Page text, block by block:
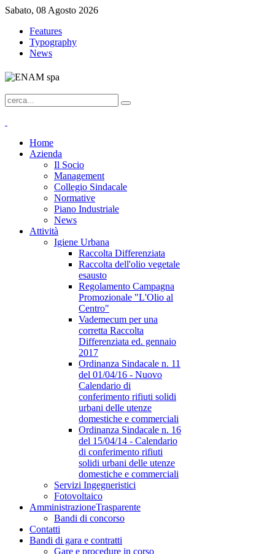
Sabato, 08 Agosto 2026
Features
Typography
News
Home
Azienda
Il Socio
Management
Collegio Sindacale
Normative
Piano Industriale
News
Attività
Igiene Urbana
Raccolta Differenziata
Raccolta dell'olio vegetale
esausto
Regolamento Campagna
Promozionale "L'Olio al
Centro"
Vademecum per una
corretta Raccolta
Differenziata ed. gennaio
2017
Ordinanza Sindacale n. 11
del 01/04/16 - Nuovo
Calendario di
conferimento rifiuti solidi
urbani delle utenze
domestiche e commerciali
Ordinanza Sindacale n. 16
del 15/04/14 - Calendario
di conferimento rifiuti
solidi urbani delle utenze
domestiche e commerciali
Servizi Ingegneristici
Fotovoltaico
AmministrazioneTrasparente
Bandi di concorso
Contatti
Bandi di gara e contratti
Gare e procedure in corso